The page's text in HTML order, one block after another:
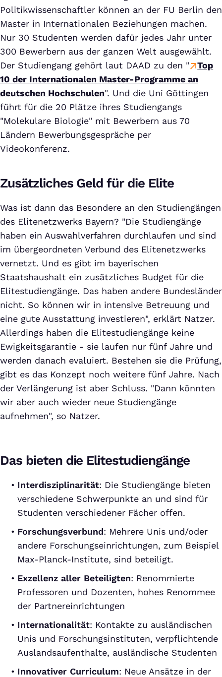
Politikwissenschaftler können an der FU Berlin den
Master in Internationalen Beziehungen machen.
Nur 30 Studenten werden dafür jedes Jahr unter
300 Bewerbern aus der ganzen Welt ausgewählt.
Der Studiengang gehört laut DAAD zu den "
Top
10 der Internationalen Master-Programme an
deutschen Hochschulen". Und die Uni Göttingen
führt für die 20 Plätze ihres Studiengangs
"Molekulare Biologie" mit Bewerbern aus 70
Ländern Bewerbungsgespräche per
Videokonferenz.
Zusätzliches Geld für die Elite
Was ist dann das Besondere an den Studiengängen
des Elitenetzwerks Bayern? "Die Studiengänge
haben ein Auswahlverfahren durchlaufen und sind
im übergeordneten Verbund des Elitenetzwerks
vernetzt. Und es gibt im bayerischen
Staatshaushalt ein zusätzliches Budget für die
Elitestudiengänge. Das haben andere Bundesländer
nicht. So können wir in intensive Betreuung und
eine gute Ausstattung investieren", erklärt Natzer.
Allerdings haben die Elitestudiengänge keine
Ewigkeitsgarantie - sie laufen nur fünf Jahre und
werden danach evaluiert. Bestehen sie die Prüfung,
gibt es das Konzept noch weitere fünf Jahre. Nach
der Verlängerung ist aber Schluss. "Dann könnten
wir aber auch wieder neue Studiengänge
aufnehmen", so Natzer.
Das bieten die Elitestudiengänge
Interdisziplinarität: Die Studiengänge bieten
verschiedene Schwerpunkte an und sind für
Studenten verschiedener Fächer offen.
Forschungsverbund: Mehrere Unis und/oder
andere Forschungseinrichtungen, zum Beispiel
Max-Planck-Institute, sind beteiligt.
Exzellenz aller Beteiligten: Renommierte
Professoren und Dozenten, hohes Renommee
der Partnereinrichtungen
Internationalität: Kontakte zu ausländischen
Unis und Forschungsinstituten, verpflichtende
Auslandsaufenthalte, ausländische Studenten
Innovativer Curriculum: Neue Ansätze in der